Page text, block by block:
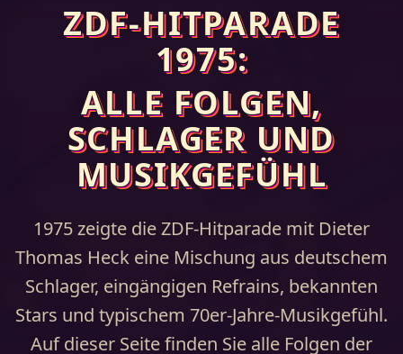
ZDF-HITPARADE
1975:
ALLE FOLGEN,
SCHLAGER UND
MUSIKGEFÜHL
1975 zeigte die ZDF-Hitparade mit Dieter
Thomas Heck eine Mischung aus deutschem
Schlager, eingängigen Refrains, bekannten
Stars und typischem 70er-Jahre-Musikgefühl.
Auf dieser Seite finden Sie alle Folgen der